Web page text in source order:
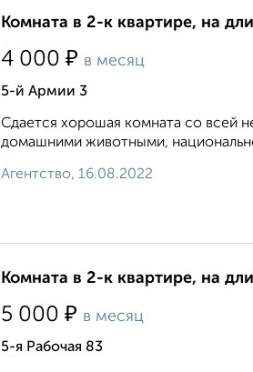
Комната в 2-к квартире, на
4 000 ₽ в месяц
5-й Армии 3
Сдается хорошая комната со всей
домашними животными,
Агентство, 16.08.2022
Комната в 2-к квартире, на
5 000 ₽ в месяц
5-я Рабочая 83